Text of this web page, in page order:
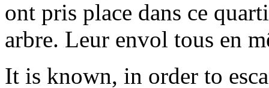
ont pris place dans ce
arbre. Leur envol tous en
It is known, in order to